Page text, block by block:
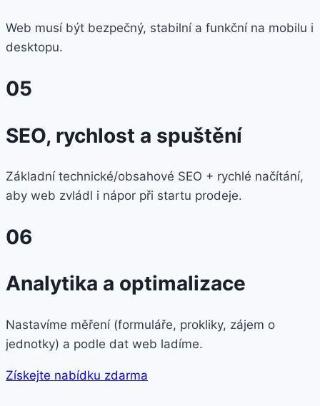
Web musí být bezpečný, stabilní a funkční na mobilu i
desktopu.
05
SEO, rychlost a spuštění
Základní technické/obsahové SEO + rychlé načítání,
aby web zvládl i nápor při startu prodeje.
06
Analytika a optimalizace
Nastavíme měření (formuláře, prokliky, zájem o
jednotky) a podle dat web ladíme.
Získejte nabídku zdarma